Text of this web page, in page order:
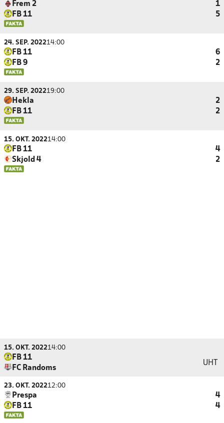
Frem 2
1
FB 11
5
24. SEP. 202214:00
FB 11
6
FB 9
2
29. SEP. 202219:00
Hekla
2
FB 11
2
15. OKT. 202214:00
FB 11
4
Skjold 4
2
15. OKT. 202214:00
FB 11
FC Randoms
UHT
23. OKT. 202212:00
Prespa
4
FB 11
4